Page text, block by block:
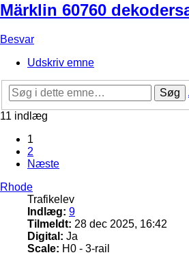
Märklin 60760
Besvar
Udskriv emne
Søg
11 indlæg
1
2
Næste
Rhode
Trafikelev
Indlæg: 9
Tilmeldt: 28 dec 2025, 16:42
Digital: Ja
Scale: H0 - 3-rail